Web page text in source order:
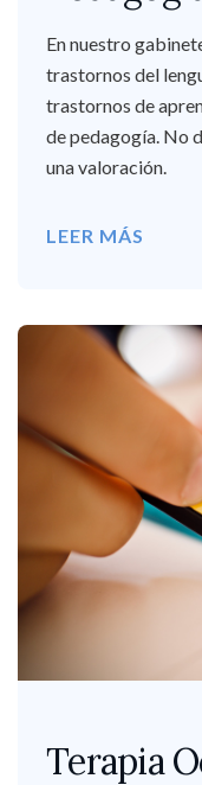
En nuestro
trastornos del
trastornos de
de pedagogía. No
una valoración.
LEER MÁS
Terapia